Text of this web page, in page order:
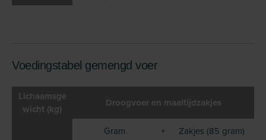
Voedingstabel gemengd voer
Lichaamsge
wicht (kg)
Droogvoer en maaltijdzakjes
Gram + Zakjes (85 gram)